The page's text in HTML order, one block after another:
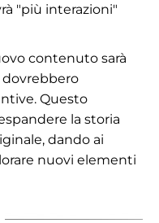
"più interazioni"
contenuto sarà
dovrebbero
Questo
la storia
dando ai
nuovi elementi